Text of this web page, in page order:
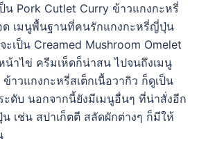
น Pork Cutlet Curry ข้าวแกงกะหรี่
เมนูพื้นฐานที่คนรักแกงกะหรี่ญี่ปุ่น
ะเป็น Creamed Mushroom Omelet
น้าไข่ ครีมเห็ดก็น่าสน ไปจนถึงเมนู
าวแกงกะหรี่สเต็กเนื้อวากิว ก็ดูเป็น
ะดับ นอกจากนี้ยังมีเมนูอื่นๆ ที่น่าสั่งอีก
เช่น สปาเก็ตตี สลัดผักต่างๆ ก็มีให้